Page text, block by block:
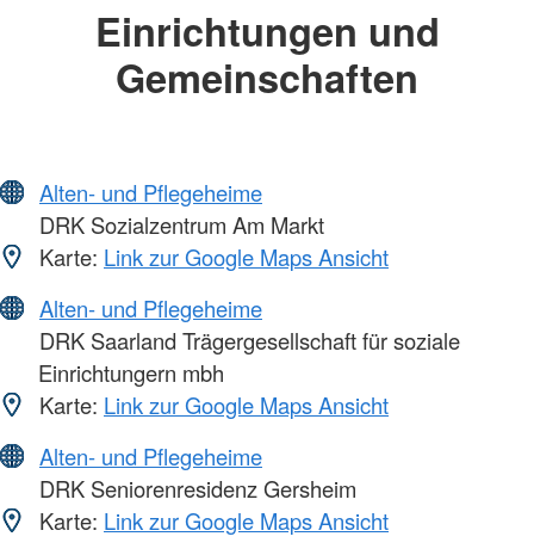
Einrichtungen und
Gemeinschaften
Alten- und Pflegeheime
DRK Sozialzentrum Am Markt
Karte: Link zur Google Maps Ansicht
Alten- und Pflegeheime
DRK Saarland Trägergesellschaft für soziale
Einrichtungern mbh
Karte: Link zur Google Maps Ansicht
Alten- und Pflegeheime
DRK Seniorenresidenz Gersheim
Karte: Link zur Google Maps Ansicht